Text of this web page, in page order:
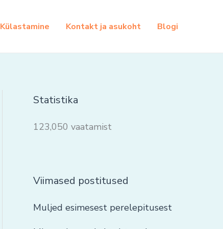
Külastamine Kontakt ja asukoht Blogi
Statistika
123,050 vaatamist
Viimased postitused
Muljed esimesest perelepitusest